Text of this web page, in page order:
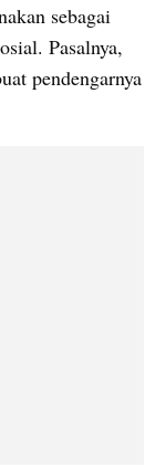
sebagai
Pasalnya,
pendengarnya